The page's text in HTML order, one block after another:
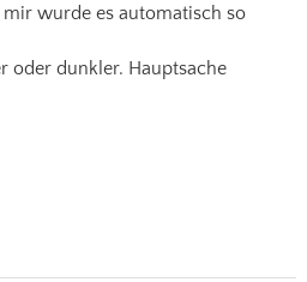
wurde es automatisch so
oder dunkler. Hauptsache